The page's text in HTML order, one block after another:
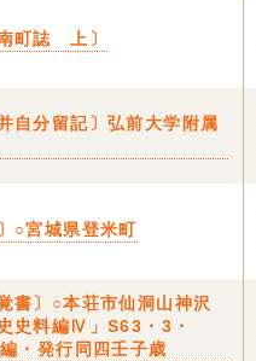
町誌 上〕
自分留記〕弘前大学附属
○宮城県登米町
書〕○本荘市仙洞山神沢
史料編Ⅳ」S63・3・
・発行同四壬子歳